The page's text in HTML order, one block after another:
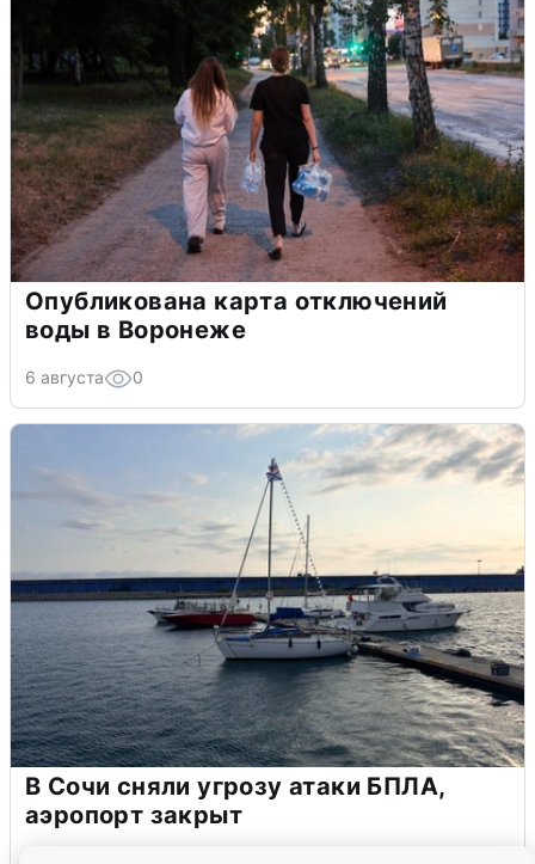
Опубликована карта отключений
воды в Воронеже
6 августа 0
В Сочи сняли угрозу атаки БПЛА,
аэропорт закрыт